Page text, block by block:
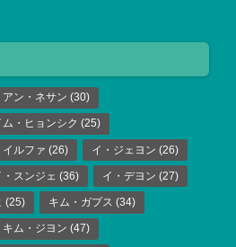
アン・ネサン (30)
ム・ヒョンシク (25)
イルファ (26) イ・ジェヨン (26)
・スンジェ (36) イ・デヨン (27)
(25) キム・ガプス (34)
キム・ジヨン (47)